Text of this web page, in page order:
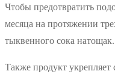
Чтобы предотвратить
месяца на протяжении
тыквенного сока натощак.
Также продукт укрепляет